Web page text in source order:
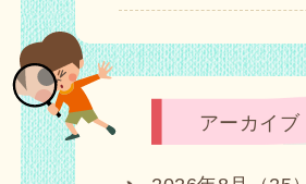
アーカイブ